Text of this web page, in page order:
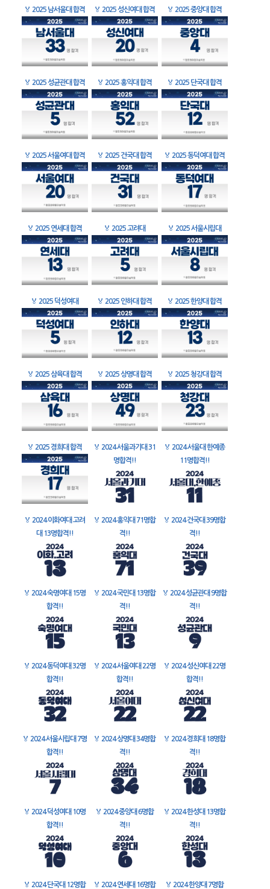
🏅 2025 남서울대 합격 🏅 2025 성신여대 합격 🏅 2025 중앙대 합격
🏅 2025 성균관대 합격 🏅 2025 홍익대 합격 🏅 2025 단국대 합격
🏅 2025 서울여대 합격 🏅 2025 건국대 합격 🏅 2025 동덕여대 합격
🏅 2025 연세대 합격 🏅 2025 고려대 🏅 2025 서울시립대
🏅 2025 덕성여대 🏅 2025 인하대 합격 🏅 2025 한양대 합격
🏅 2025 삼육대 합격 🏅 2025 상명대 합격 🏅 2025 청강대 합격
🏅 2025 경희대 합격 🏅 2024 서울과기대 31
명합격!!
🏅 2024 서울대 한예종
11명합격!!
🏅 2024 이화여대 고려
대 13명합격!!
🏅 2024 홍익대 71명합
격!!
🏅 2024 건국대 39명합
격!!
🏅 2024 숙명여대 15명
합격!!
🏅 2024 국민대 13명합
격!!
🏅 2024 성균관대 9명합
격!!
🏅 2024 동덕여대 32명
합격!!
🏅 2024 서울여대 22명
합격!!
🏅 2024 성신여대 22명
합격!!
🏅 2024 서울시립대 7명
합격!!
🏅 2024 상명대 34명합
격!!
🏅 2024 경희대 18명합
격!!
🏅 2024 덕성여대 10명
합격!!
🏅 2024 중앙대 6명합
격!!
🏅 2024 한성대 13명합
격!!
🏅 2024 단국대 12명합
🏅 2024 연세대 16명합
🏅 2024 한양대 7명합